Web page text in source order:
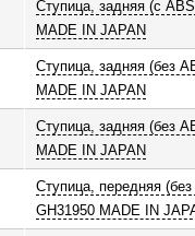
Ступица, задняя (с
MADE IN JAPAN
Ступица, задняя (без
MADE IN JAPAN
Ступица, задняя (без
MADE IN JAPAN
Ступица, передняя
GH31950 MADE IN